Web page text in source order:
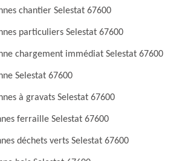
chantier Selestat 67600
particuliers Selestat 67600
chargement immédiat Selestat 67600
Selestat 67600
à gravats Selestat 67600
ferraille Selestat 67600
déchets verts Selestat 67600